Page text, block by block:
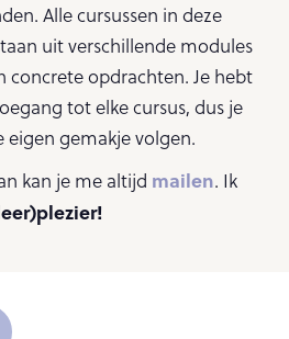
Alle cursussen in deze
uit verschillende modules
concrete opdrachten. Je hebt
tot elke cursus, dus je
eigen gemakje volgen.
kan je me altijd mailen. Ik